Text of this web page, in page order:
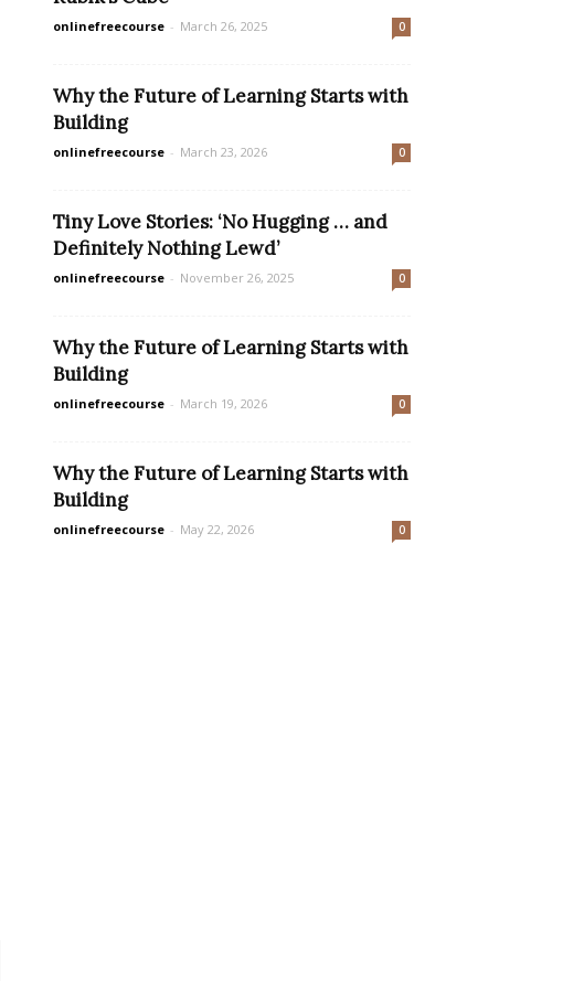
onlinefreecourse - March 26, 2025 0
Why the Future of Learning Starts with
Building
onlinefreecourse - March 23, 2026 0
Tiny Love Stories: ‘No Hugging … and
Definitely Nothing Lewd’
onlinefreecourse - November 26, 2025 0
Why the Future of Learning Starts with
Building
onlinefreecourse - March 19, 2026 0
Why the Future of Learning Starts with
Building
onlinefreecourse - May 22, 2026 0